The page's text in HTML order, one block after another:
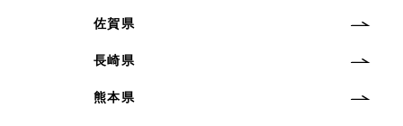
佐賀県
長崎県
熊本県